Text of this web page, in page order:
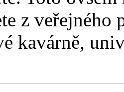
z veřejného
kavárně,